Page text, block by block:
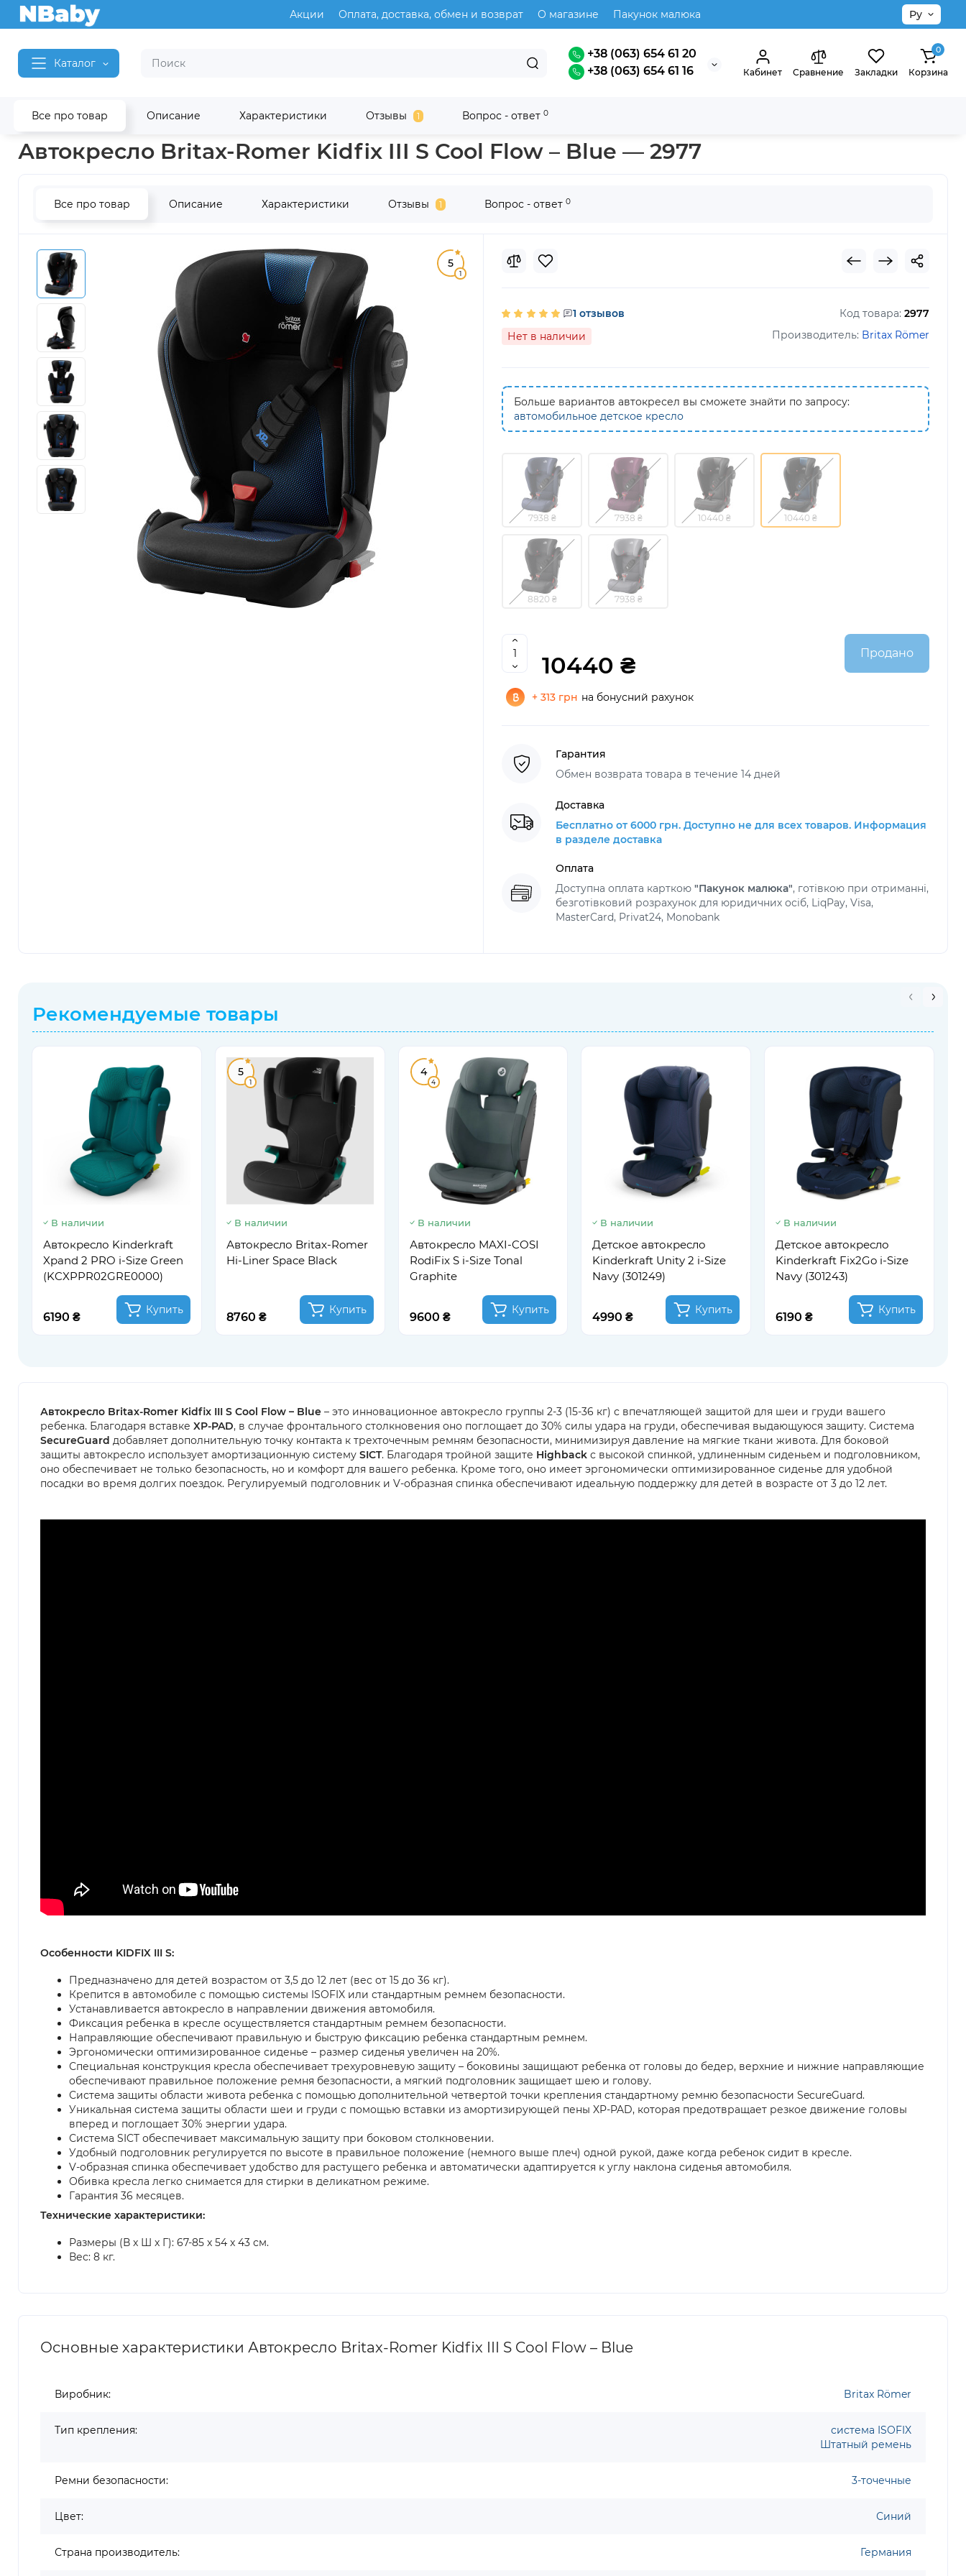
Акции Оплата, доставка, обмен и возврат О магазине Пакунок малюка Ру
Каталог
+38 (063) 654 61 20
+38 (063) 654 61 16
Кабинет Сравнение Закладки
0
Корзина
Все про товар Описание Характеристики Отзывы 1 Вопрос - ответ 0
Главная Автокресла Автокресла 2-3 (15-36 кг) Автокресла 2-3 (15-36 кг) Britax Römer
Автокресло Britax-Romer Kidfix III S Cool Flow – Blue — 2977
Все про товар Описание Характеристики Отзывы 1 Вопрос - ответ 0
5
1
1 отзывов Код товара: 2977
Производитель: Britax Römer
Нет в наличии
Больше вариантов автокресел вы сможете знайти по запросу:
автомобильное детское кресло
7938 ₴ 7938 ₴ 10440 ₴ 10440 ₴
8820 ₴ 7938 ₴
10440 ₴ Продано
+ 313 грн на бонусний рахунок
Гарантия
Обмен возврата товара в течение 14 дней
Доставка
Бесплатно от 6000 грн. Доступно не для всех товаров. Информация
в разделе доставка
Оплата
Доступна оплата карткою "Пакунок малюка", готівкою при отриманні,
безготівковий розрахунок для юридичних осіб, LiqPay, Visa,
MasterCard, Privat24, Monobank
Рекомендуемые товары
В наличии
Автокресло Kinderkraft
Xpand 2 PRO i-Size Green
(KCXPPR02GRE0000)
6190 ₴
Купить
5
1
В наличии
Автокресло Britax-Romer
Hi-Liner Space Black
8760 ₴
Купить
4
4
В наличии
Автокресло MAXI-COSI
RodiFix S i-Size Tonal
Graphite
9600 ₴
Купить
В наличии
Детское автокресло
Kinderkraft Unity 2 i-Size
Navy (301249)
4990 ₴
Купить
В наличии
Детское автокресло
Kinderkraft Fix2Go i-Size
Navy (301243)
6190 ₴
Купить
Автокресло Britax-Romer Kidfix III S Cool Flow – Blue – это инновационное автокресло группы 2-3 (15-36 кг) с впечатляющей защитой для шеи и груди вашего
ребенка. Благодаря вставке XP-PAD, в случае фронтального столкновения оно поглощает до 30% силы удара на груди, обеспечивая выдающуюся защиту. Система
SecureGuard добавляет дополнительную точку контакта к трехточечным ремням безопасности, минимизируя давление на мягкие ткани живота. Для боковой
защиты автокресло использует амортизационную систему SICT. Благодаря тройной защите Highback с высокой спинкой, удлиненным сиденьем и подголовником,
оно обеспечивает не только безопасность, но и комфорт для вашего ребенка. Кроме того, оно имеет эргономически оптимизированное сиденье для удобной
посадки во время долгих поездок. Регулируемый подголовник и V-образная спинка обеспечивают идеальную поддержку для детей в возрасте от 3 до 12 лет.
Особенности KIDFIX III S:
Предназначено для детей возрастом от 3,5 до 12 лет (вес от 15 до 36 кг).
Крепится в автомобиле с помощью системы ISOFIX или стандартным ремнем безопасности.
Устанавливается автокресло в направлении движения автомобиля.
Фиксация ребенка в кресле осуществляется стандартным ремнем безопасности.
Направляющие обеспечивают правильную и быструю фиксацию ребенка стандартным ремнем.
Эргономически оптимизированное сиденье – размер сиденья увеличен на 20%.
Специальная конструкция кресла обеспечивает трехуровневую защиту – боковины защищают ребенка от головы до бедер, верхние и нижние направляющие
обеспечивают правильное положение ремня безопасности, а мягкий подголовник защищает шею и голову.
Система защиты области живота ребенка с помощью дополнительной четвертой точки крепления стандартному ремню безопасности SecureGuard.
Уникальная система защиты области шеи и груди с помощью вставки из амортизирующей пены XP-PAD, которая предотвращает резкое движение головы
вперед и поглощает 30% энергии удара.
Система SICT обеспечивает максимальную защиту при боковом столкновении.
Удобный подголовник регулируется по высоте в правильное положение (немного выше плеч) одной рукой, даже когда ребенок сидит в кресле.
V-образная спинка обеспечивает удобство для растущего ребенка и автоматически адаптируется к углу наклона сиденья автомобиля.
Обивка кресла легко снимается для стирки в деликатном режиме.
Гарантия 36 месяцев.
Технические характеристики:
Размеры (В x Ш x Г): 67-85 x 54 x 43 см.
Вес: 8 кг.
Основные характеристики Автокресло Britax-Romer Kidfix III S Cool Flow – Blue
Виробник: Britax Römer
Тип крепления:
система ISOFIX
Штатный ремень
Ремни безопасности: 3-точечные
Цвет: Синий
Страна производитель: Германия